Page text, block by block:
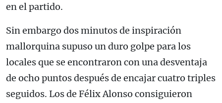
en el partido.
Sin embargo dos minutos de inspiración
mallorquina supuso un duro golpe para los
locales que se encontraron con una desventaja
de ocho puntos después de encajar cuatro triples
seguidos. Los de Félix Alonso consiguieron